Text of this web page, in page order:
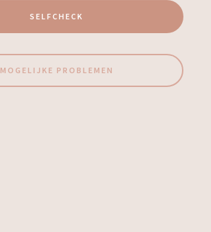
SELFCHECK
MOGELIJKE PROBLEMEN